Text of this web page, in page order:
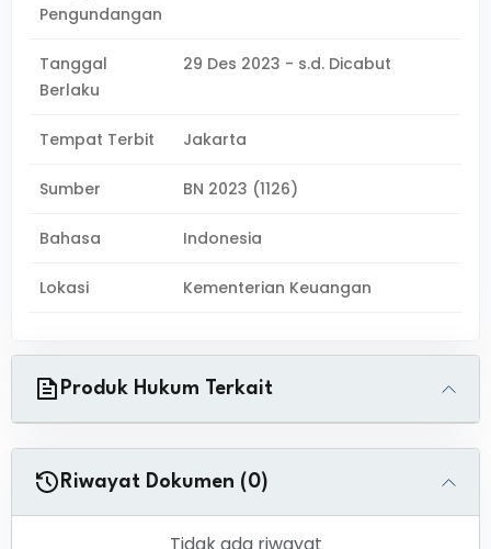
Pengundangan
Tanggal
Berlaku
29 Des 2023 - s.d. Dicabut
Tempat Terbit Jakarta
Sumber BN 2023 (1126)
Bahasa Indonesia
Lokasi Kementerian Keuangan
Produk Hukum Terkait
Riwayat Dokumen (0)